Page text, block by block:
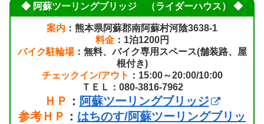
◆ 阿蘇ツーリングブリッジ （ライダーハウス） ◆
案内 ：熊本県阿蘇郡南阿蘇村河陰3638-1
料金：1泊1200円
バイク駐輪場：無料、バイク専用スペース(舗装路、屋
根付き)
チェックイン/アウト ：15:00～20:00/10:00
ＴＥＬ：080-3816-7962
ＨＰ ： 阿蘇ツーリングブリッジ
参考ＨＰ ： はちのす/阿蘇ツーリングブリッ